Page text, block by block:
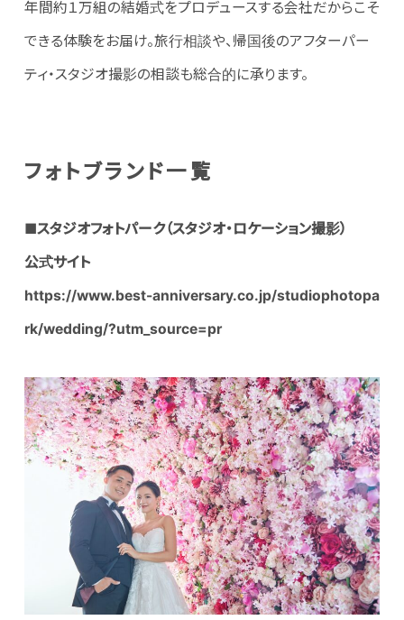
年間約１万組の結婚式をプロデュースする会社だからこそ
できる体験をお届け。旅行相談や、帰国後のアフターパー
ティ・スタジオ撮影の相談も総合的に承ります。
フォトブランド一覧
■スタジオフォトパーク（スタジオ・ロケーション撮影）
公式サイト
https://www.best-anniversary.co.jp/studiophotopa
rk/wedding/?utm_source=pr